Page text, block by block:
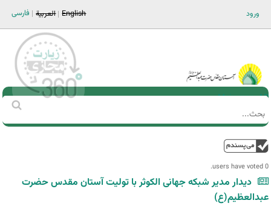
ورود فارسی العربية English
Main men-AR
استمارة
‏
0 users have voted.
دیدار مدیر شبکه جهانی الکوثر با تولیت آستان مقدس حضرت
عبدالعظیم(ع)